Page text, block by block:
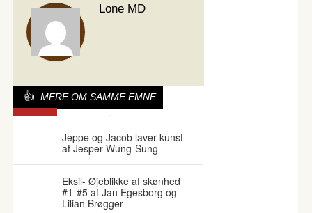
Lone MD
MERE OM SAMME EMNE
KUNST BITTERSØD ROMANTISK
Jeppe og Jacob laver kunst
af Jesper Wung-Sung
Eksil- Øjeblikke af skønhed
#1-#5 af Jan Egesborg og
Lilian Brøgger